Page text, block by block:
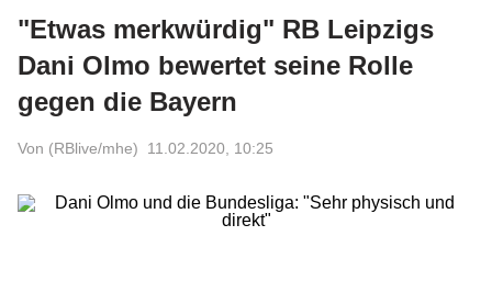
"Etwas merkwürdig" RB Leipzigs
Dani Olmo bewertet seine Rolle
gegen die Bayern
Von (RBlive/mhe) 11.02.2020, 10:25